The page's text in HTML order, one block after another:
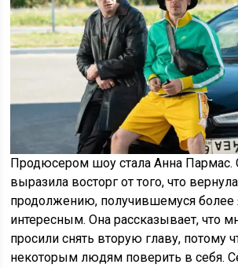
Продюсером шоу стала Анна
выразила восторг от того, что
продолжению, получившемуся более
интересным. Она рассказывает, что
просили снять вторую главу, потому
некоторым людям поверить в себя.